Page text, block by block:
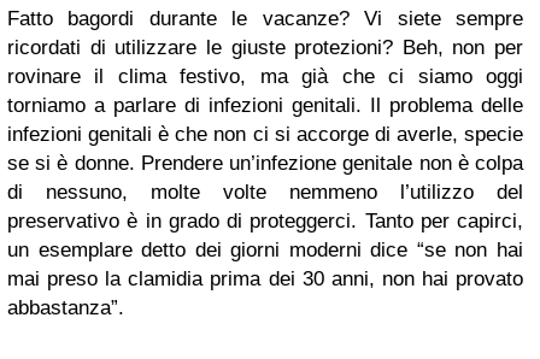
Fatto bagordi durante le vacanze? Vi siete sempre
ricordati di utilizzare le giuste protezioni? Beh, non per
rovinare il clima festivo, ma già che ci siamo oggi
torniamo a parlare di infezioni genitali. Il problema delle
infezioni genitali è che non ci si accorge di averle, specie
se si è donne. Prendere un’infezione genitale non è colpa
di nessuno, molte volte nemmeno l’utilizzo del
preservativo è in grado di proteggerci. Tanto per capirci,
un esemplare detto dei giorni moderni dice “se non hai
mai preso la clamidia prima dei 30 anni, non hai provato
abbastanza”.